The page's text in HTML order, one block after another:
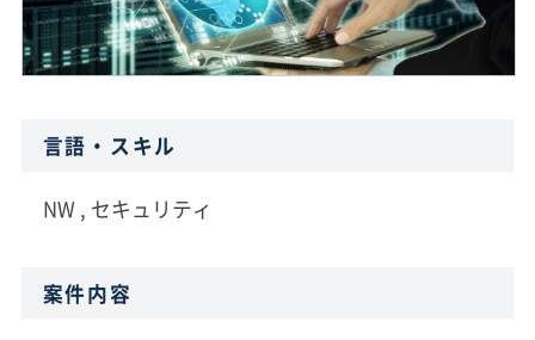
言語・スキル
NW , セキュリティ
案件内容